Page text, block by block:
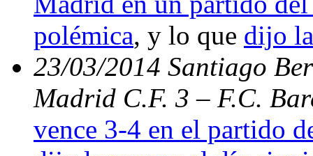
polémica, y lo que dijo
23/03/2014 Santiago
Madrid C.F. 3 – F.C.
vence 3-4 en el partido